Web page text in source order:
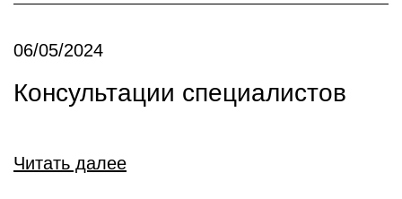
06/05/2024
Консультации специалистов
Читать далее